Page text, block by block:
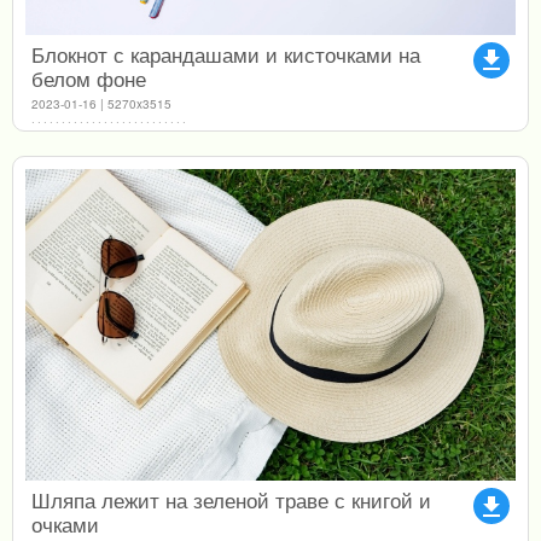
file_download
Блокнот с карандашами и кисточками на
белом фоне
2023-01-16 | 5270x3515
file_download
Шляпа лежит на зеленой траве с книгой и
очками